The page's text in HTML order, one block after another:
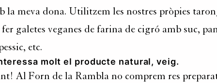
la meva dona. Utilitzem les nostres pròpies
galetes veganes de farina de cigró amb suc,
etc.
molt el producte natural, veig.
Al Forn de la Rambla no comprem res